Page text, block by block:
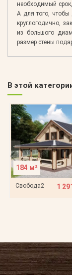
необходимый
А для того,
круглогодично,
из большого
размер стены
В этой
184 м²
Свобода2 1